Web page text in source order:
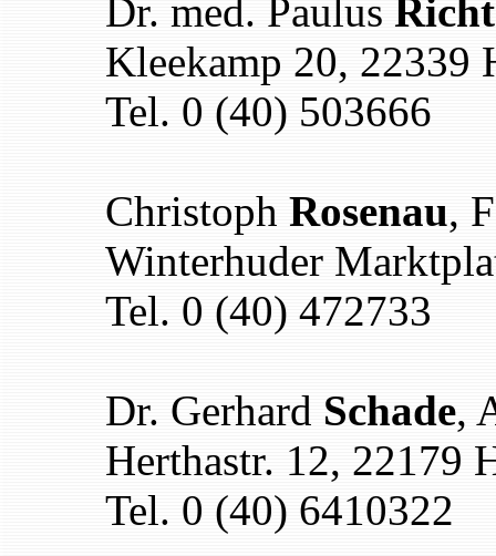
Dr. med. Paulus
Kleekamp 20, 22339
Tel. 0 (40) 503666
Christoph Rosenau,
Winterhuder
Tel. 0 (40) 472733
Dr. Gerhard Schade,
Herthastr. 12, 22179
Tel. 0 (40) 6410322